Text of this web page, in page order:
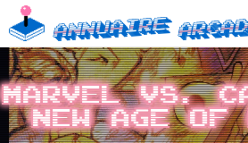
Skip
to
content
Annuaire
Marvel vs.
New Age of